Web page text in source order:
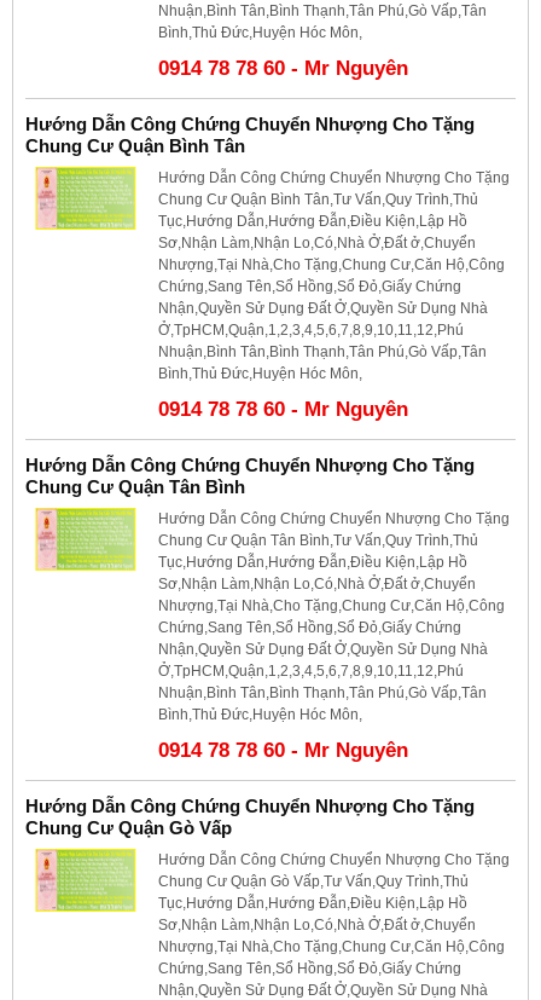
Nhuận,Bình Tân,Bình Thạnh,Tân Phú,Gò Vấp,Tân
Bình,Thủ Đức,Huyện Hóc Môn,
0914 78 78 60 - Mr Nguyên
Hướng Dẫn Công Chứng Chuyển Nhượng Cho Tặng
Chung Cư Quận Bình Tân
Hướng Dẫn Công Chứng Chuyển Nhượng Cho Tặng
Chung Cư Quận Bình Tân,Tư Vấn,Quy Trình,Thủ
Tục,Hướng Dẫn,Hướng Đẫn,Điều Kiện,Lập Hồ
Sơ,Nhận Làm,Nhận Lo,Có,Nhà Ở,Đất ở,Chuyển
Nhượng,Tại Nhà,Cho Tặng,Chung Cư,Căn Hộ,Công
Chứng,Sang Tên,Sổ Hồng,Sổ Đỏ,Giấy Chứng
Nhận,Quyền Sử Dụng Đất Ở,Quyền Sử Dụng Nhà
Ở,TpHCM,Quận,1,2,3,4,5,6,7,8,9,10,11,12,Phú
Nhuận,Bình Tân,Bình Thạnh,Tân Phú,Gò Vấp,Tân
Bình,Thủ Đức,Huyện Hóc Môn,
0914 78 78 60 - Mr Nguyên
Hướng Dẫn Công Chứng Chuyển Nhượng Cho Tặng
Chung Cư Quận Tân Bình
Hướng Dẫn Công Chứng Chuyển Nhượng Cho Tặng
Chung Cư Quận Tân Bình,Tư Vấn,Quy Trình,Thủ
Tục,Hướng Dẫn,Hướng Đẫn,Điều Kiện,Lập Hồ
Sơ,Nhận Làm,Nhận Lo,Có,Nhà Ở,Đất ở,Chuyển
Nhượng,Tại Nhà,Cho Tặng,Chung Cư,Căn Hộ,Công
Chứng,Sang Tên,Sổ Hồng,Sổ Đỏ,Giấy Chứng
Nhận,Quyền Sử Dụng Đất Ở,Quyền Sử Dụng Nhà
Ở,TpHCM,Quận,1,2,3,4,5,6,7,8,9,10,11,12,Phú
Nhuận,Bình Tân,Bình Thạnh,Tân Phú,Gò Vấp,Tân
Bình,Thủ Đức,Huyện Hóc Môn,
0914 78 78 60 - Mr Nguyên
Hướng Dẫn Công Chứng Chuyển Nhượng Cho Tặng
Chung Cư Quận Gò Vấp
Hướng Dẫn Công Chứng Chuyển Nhượng Cho Tặng
Chung Cư Quận Gò Vấp,Tư Vấn,Quy Trình,Thủ
Tục,Hướng Dẫn,Hướng Đẫn,Điều Kiện,Lập Hồ
Sơ,Nhận Làm,Nhận Lo,Có,Nhà Ở,Đất ở,Chuyển
Nhượng,Tại Nhà,Cho Tặng,Chung Cư,Căn Hộ,Công
Chứng,Sang Tên,Sổ Hồng,Sổ Đỏ,Giấy Chứng
Nhận,Quyền Sử Dụng Đất Ở,Quyền Sử Dụng Nhà